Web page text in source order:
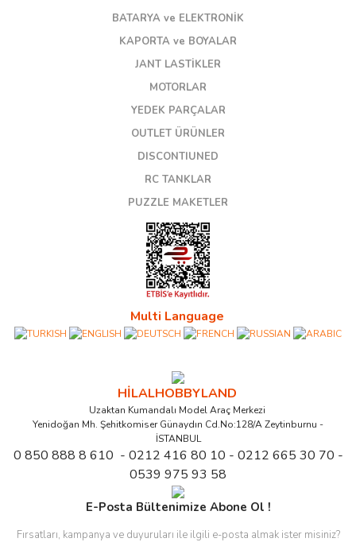
BATARYA ve ELEKTRONİK
KAPORTA ve BOYALAR
JANT LASTİKLER
MOTORLAR
YEDEK PARÇALAR
OUTLET ÜRÜNLER
DISCONTIUNED
RC TANKLAR
PUZZLE MAKETLER
Multi Language
HİLALHOBBYLAND
Uzaktan Kumandalı Model Araç Merkezi
Yenidoğan Mh. Şehitkomiser Günaydın Cd.No:128/A Zeytinburnu -
İSTANBUL
0 850 888 8 610 - 0212 416 80 10 - 0212 665 30 70 -
0539 975 93 58
E-Posta Bültenimize Abone Ol !
Fırsatları, kampanya ve duyuruları ile ilgili e-posta almak ister misiniz?